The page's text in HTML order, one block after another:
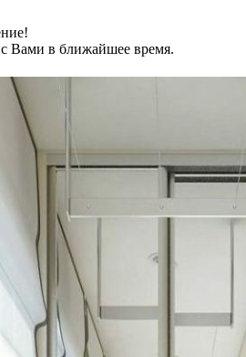
Вами в ближайшее время.